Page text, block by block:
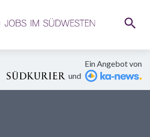
Ein Angebot von
und